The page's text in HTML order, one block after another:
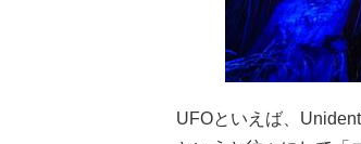
UFOといえば、